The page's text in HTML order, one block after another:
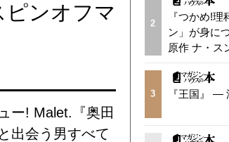
ンオフマ
ー! Malet.『奥田
出会う男すべて
2
『つかめ!
ン」が身に
原作 ナ・ス
3 『王国』 —